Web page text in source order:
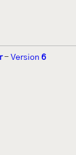
- Version 6